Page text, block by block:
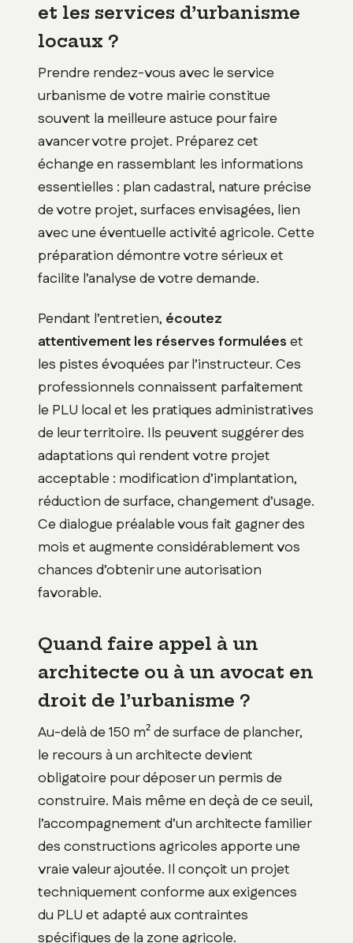
et les services d’urbanisme
locaux ?
Prendre rendez-vous avec le service
urbanisme de votre mairie constitue
souvent la meilleure astuce pour faire
avancer votre projet. Préparez cet
échange en rassemblant les informations
essentielles : plan cadastral, nature précise
de votre projet, surfaces envisagées, lien
avec une éventuelle activité agricole. Cette
préparation démontre votre sérieux et
facilite l’analyse de votre demande.
Pendant l’entretien, écoutez
attentivement les réserves formuléeset
les pistes évoquées par l’instructeur. Ces
professionnels connaissent parfaitement
le PLU local et les pratiques administratives
de leur territoire. Ils peuvent suggérer des
adaptations qui rendent votre projet
acceptable : modification d’implantation,
réduction de surface, changement d’usage.
Ce dialogue préalable vous fait gagner des
mois et augmente considérablement vos
chances d’obtenir une autorisation
favorable.
Quand faire appel à un
architecte ou à un avocat en
droit de l’urbanisme ?
Au-delà de 150 m² de surface de plancher,
le recours à un architecte devient
obligatoire pour déposer un permis de
construire. Mais même en deçà de ce seuil,
l’accompagnement d’un architecte familier
des constructions agricoles apporte une
vraie valeur ajoutée. Il conçoit un projet
techniquement conforme aux exigences
du PLU et adapté aux contraintes
spécifiques de la zone agricole.